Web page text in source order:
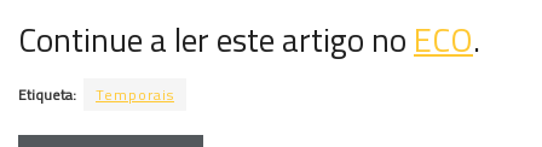
Continue a ler este artigo noECO.
Etiqueta: Temporais